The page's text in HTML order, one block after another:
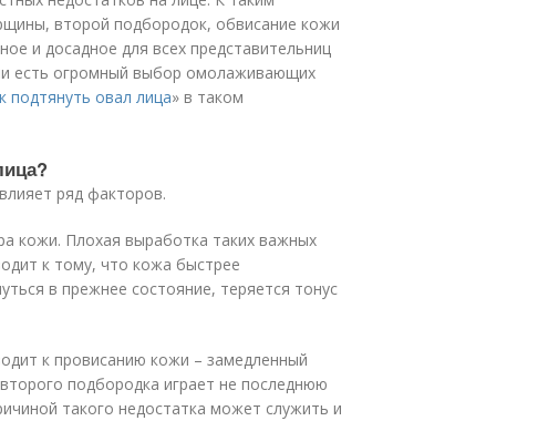
второй подбородок, обвисание кожи
и досадное для всех представительниц
есть огромный выбор омолаживающих
подтянуть овал лица» в таком
ряд факторов.
кожи. Плохая выработка таких важных
к тому, что кожа быстрее
в прежнее состояние, теряется тонус
к провисанию кожи – замедленный
подбородка играет не последнюю
такого недостатка может служить и